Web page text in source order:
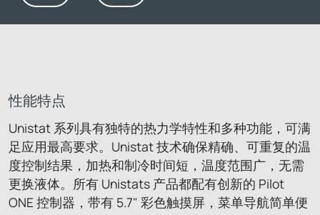
性能特点
Unistat 系列具有独特的热力学特性和多种功能，可满
足应用最高要求。Unistat 技术确保精确、可重复的温
度控制结果，加热和制冷时间短，温度范围广，无需
更换液体。所有 Unistats 产品都配有创新的 Pilot
ONE 控制器，带有 5.7" 彩色触摸屏，菜单导航简单便